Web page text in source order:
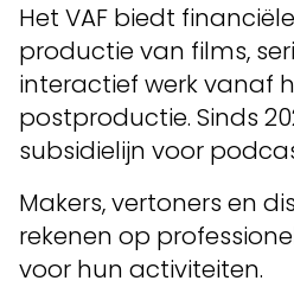
Het VAF biedt
productie van films,
interactief werk vanaf
postproductie. Sinds
subsidielijn voor
Makers, vertoners en
rekenen op
voor hun activiteiten.